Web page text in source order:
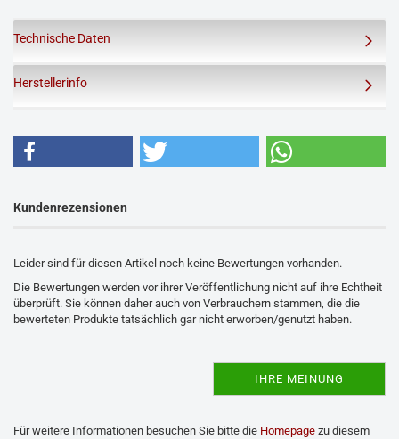
Technische Daten
Herstellerinfo
Kundenrezensionen
Leider sind für diesen Artikel noch keine Bewertungen vorhanden.
Die Bewertungen werden vor ihrer Veröffentlichung nicht auf ihre Echtheit
überprüft. Sie können daher auch von Verbrauchern stammen, die die
bewerteten Produkte tatsächlich gar nicht erworben/genutzt haben.
IHRE MEINUNG
Für weitere Informationen besuchen Sie bitte die Homepage zu diesem